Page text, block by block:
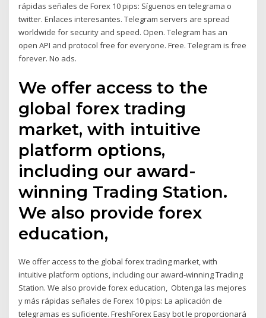
rápidas señales de Forex 10 pips: Síguenos en telegrama o
twitter. Enlaces interesantes. Telegram servers are spread
worldwide for security and speed. Open. Telegram has an
open API and protocol free for everyone. Free. Telegram is free
forever. No ads.
We offer access to the
global forex trading
market, with intuitive
platform options,
including our award-
winning Trading Station.
We also provide forex
education,
We offer access to the global forex trading market, with
intuitive platform options, including our award-winning Trading
Station. We also provide forex education, Obtenga las mejores
y más rápidas señales de Forex 10 pips: La aplicación de
telegramas es suficiente. FreshForex Easy bot le proporcionará